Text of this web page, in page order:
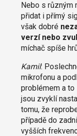
Nebo s různým
přidat i přímý
však dobré
verzí nebo
míchač spíše
Kamil:
mikrofonu a
problémem a to
jsou zvyklí
tomu, že
případě do
vyšších